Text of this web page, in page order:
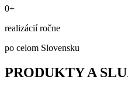
0+
realizácií ročne
po celom Slovensku
PRODUKTY A